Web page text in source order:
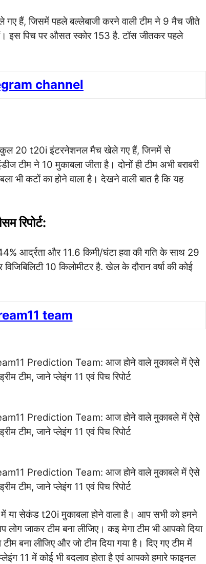
हैं, जिसमें पहले बल्लेबाजी करने वाली टीम ने 9 मैच जीते
इस पिच पर औसत स्कोर 153 है. टॉस जीतकर पहले
channel
में कुल 20 t20i इंटरनेशनल मैच खेले गए हैं, जिनमें से
टीम ने 10 मुकाबला जीता है। दोनों ही टीम अभी बराबरी
भी कटों का होने वाला है। देखने वाली बात है कि यह
आर्द्रता और 11.6 किमी/घंटा हवा की गति के साथ 29
10 किलोमीटर है. खेल के दौरान वर्षा की कोई
team
Prediction Team: आज होने वाले मुकाबले में ऐसे
टीम, जाने प्लेइंग 11 एवं पिच रिपोर्ट
Prediction Team: आज होने वाले मुकाबले में ऐसे
टीम, जाने प्लेइंग 11 एवं पिच रिपोर्ट
Prediction Team: आज होने वाले मुकाबले में ऐसे
टीम, जाने प्लेइंग 11 एवं पिच रिपोर्ट
या सेकंड t20i मुकाबला होने वाला है। आप सभी को हमने
जाकर टीम बना लीजिए। कइ मेगा टीम भी आपको दिया
बना लीजिए और जो टीम दिया गया है। दिए गए टीम में
11 में कोई भी बदलाव होता है एवं आपको हमारे फाइनल